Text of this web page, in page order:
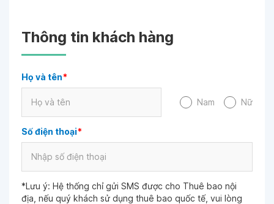
Thông tin khách hàng
Họ và tên*
Nam Nữ
Số điện thoại*
*Lưu ý: Hệ thống chỉ gửi SMS được cho Thuê bao nội
địa, nếu quý khách sử dụng thuê bao quốc tế, vui lòng